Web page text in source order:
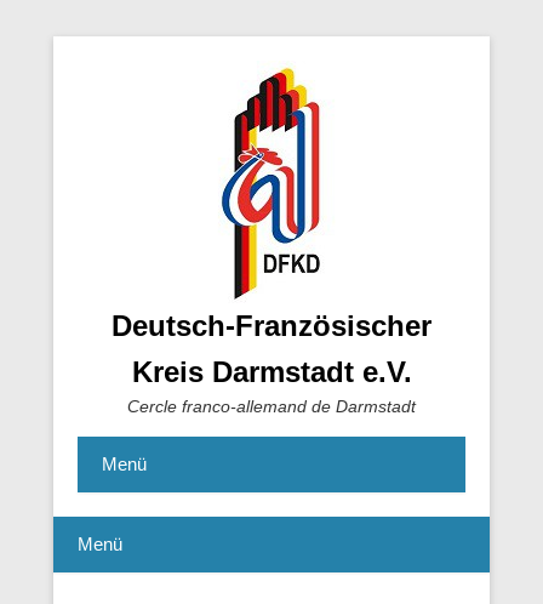
Deutsch-Französischer
Kreis Darmstadt e.V.
Cercle franco-allemand de Darmstadt
Menü
Menü